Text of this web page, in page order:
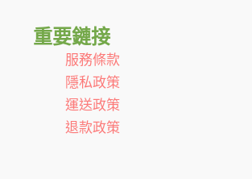
重要鏈接
服務條款
隱私政策
運送政策
退款政策